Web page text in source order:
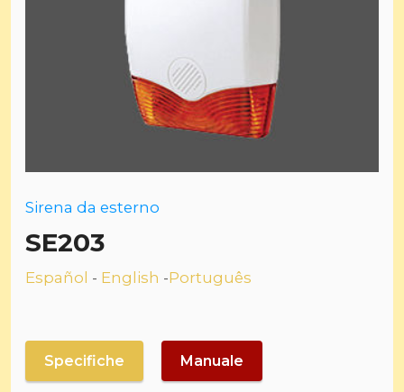
Sirena da esterno
SE203
Español - English -Português
Specifiche Manuale